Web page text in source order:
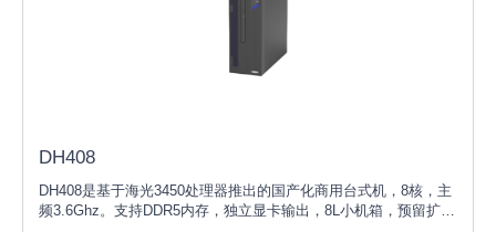
DH408
DH408是基于海光3450处理器推出的国产化商用台式机，8核，主
频3.6Ghz。支持DDR5内存，独立显卡输出，8L小机箱，预留扩展